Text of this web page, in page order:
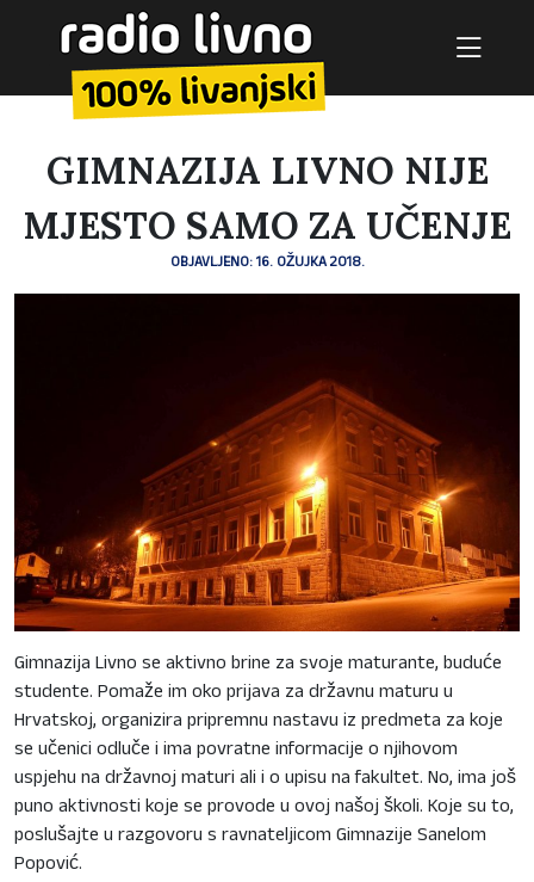
GIMNAZIJA LIVNO NIJE
MJESTO SAMO ZA UČENJE
OBJAVLJENO: 16. OŽUJKA 2018.
Gimnazija Livno se aktivno brine za svoje maturante, buduće
studente. Pomaže im oko prijava za državnu maturu u
Hrvatskoj, organizira pripremnu nastavu iz predmeta za koje
se učenici odluče i ima povratne informacije o njihovom
uspjehu na državnoj maturi ali i o upisu na fakultet. No, ima još
puno aktivnosti koje se provode u ovoj našoj školi. Koje su to,
poslušajte u razgovoru s ravnateljicom Gimnazije Sanelom
Popović.